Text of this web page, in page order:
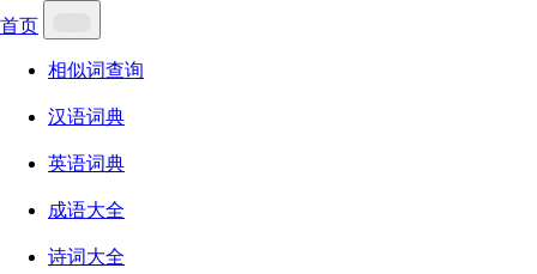
首页
相似词查询
汉语词典
英语词典
成语大全
诗词大全